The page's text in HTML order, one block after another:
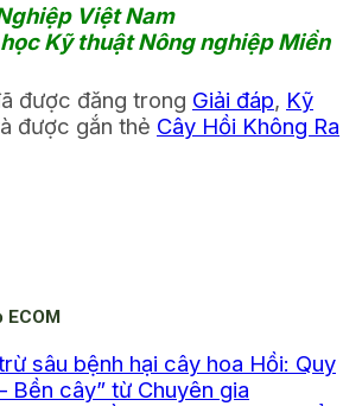
Việt Nam
Kỹ thuật Nông nghiệp Miền
được đăng trong Giải đáp, Kỹ
được gắn thẻ Cây Hồi Không Ra
ECOM
sâu bệnh hại cây hoa Hồi: Quy
Bền cây” từ Chuyên gia